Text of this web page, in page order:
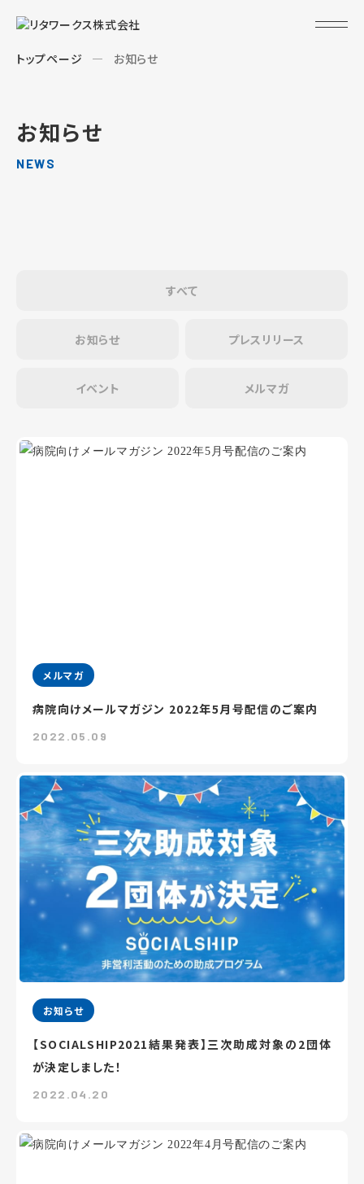
トップページ お知らせ
お知らせ
NEWS
すべて
お知らせ プレスリリース
イベント メルマガ
メルマガ
病院向けメールマガジン 2022年5月号配信のご案内
2022.05.09
お知らせ
【SOCIALSHIP2021結果発表】三次助成対象の2団体
が決定しました！
2022.04.20